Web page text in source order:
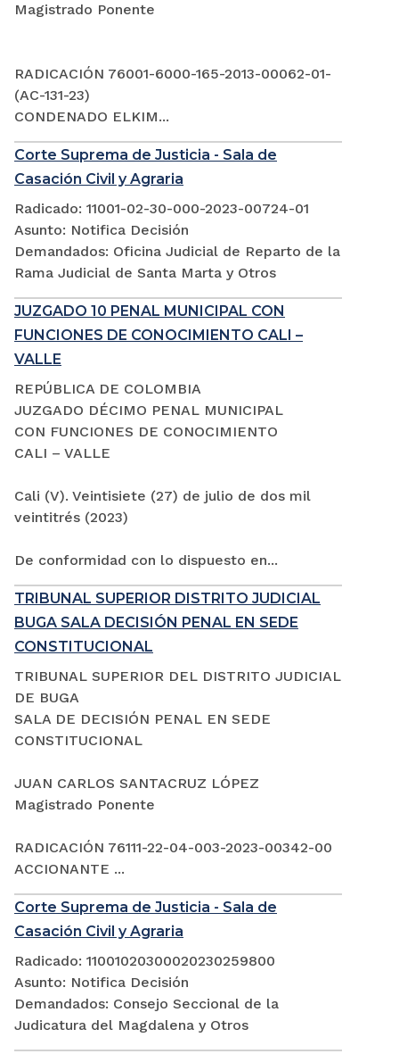
Magistrado Ponente
RADICACIÓN 76001-6000-165-2013-00062-01-
(AC-131-23)
CONDENADO ELKIM...
Corte Suprema de Justicia - Sala de
Casación Civil y Agraria
Radicado: 11001-02-30-000-2023-00724-01
Asunto: Notifica Decisión
Demandados: Oficina Judicial de Reparto de la
Rama Judicial de Santa Marta y Otros
JUZGADO 10 PENAL MUNICIPAL CON
FUNCIONES DE CONOCIMIENTO CALI –
VALLE
REPÚBLICA DE COLOMBIA
JUZGADO DÉCIMO PENAL MUNICIPAL
CON FUNCIONES DE CONOCIMIENTO
CALI – VALLE
Cali (V). Veintisiete (27) de julio de dos mil
veintitrés (2023)
De conformidad con lo dispuesto en...
TRIBUNAL SUPERIOR DISTRITO JUDICIAL
BUGA SALA DECISIÓN PENAL EN SEDE
CONSTITUCIONAL
TRIBUNAL SUPERIOR DEL DISTRITO JUDICIAL
DE BUGA
SALA DE DECISIÓN PENAL EN SEDE
CONSTITUCIONAL
JUAN CARLOS SANTACRUZ LÓPEZ
Magistrado Ponente
RADICACIÓN 76111-22-04-003-2023-00342-00
ACCIONANTE ...
Corte Suprema de Justicia - Sala de
Casación Civil y Agraria
Radicado: 11001020300020230259800
Asunto: Notifica Decisión
Demandados: Consejo Seccional de la
Judicatura del Magdalena y Otros